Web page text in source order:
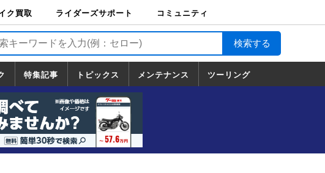
ク買取
ク買取
ライダーズサポート
ライダーズサポート
TOP
バイク輸送
バイクガレージライ
フ
バイク車両保険
ロードサービス
バイク試乗
コミュニティ
特集記事 トピックス
トピックス
一覧
ホンダ
ヤマハ
スズキ
カワサキ
ハーレーダ
ビッドソン
BMW
ドゥカティ
トライアン
フ
メンテナンス ツーリング